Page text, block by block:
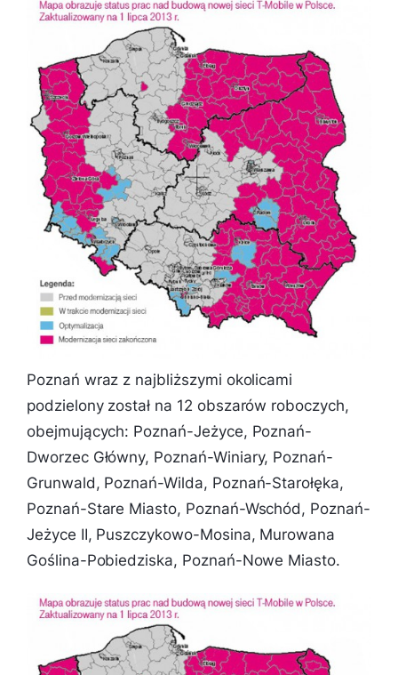
Poznań wraz z najbliższymi okolicami
podzielony został na 12 obszarów roboczych,
obejmujących: Poznań-Jeżyce, Poznań-
Dworzec Główny, Poznań-Winiary, Poznań-
Grunwald, Poznań-Wilda, Poznań-Starołęka,
Poznań-Stare Miasto, Poznań-Wschód, Poznań-
Jeżyce II, Puszczykowo-Mosina, Murowana
Goślina-Pobiedziska, Poznań-Nowe Miasto.